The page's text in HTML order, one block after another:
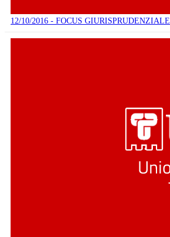
12/10/2016 - FOCUS GIURISPRUDENZIALE